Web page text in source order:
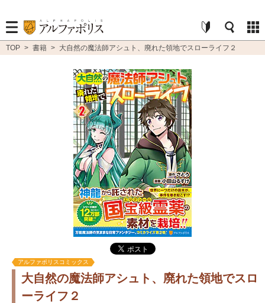
TOP > 書籍 > 大自然の魔法師アシュト、廃れた領地でスローライフ２
アルファポリスコミックス
大自然の魔法師アシュト、廃れた領地でスロ
ーライフ２